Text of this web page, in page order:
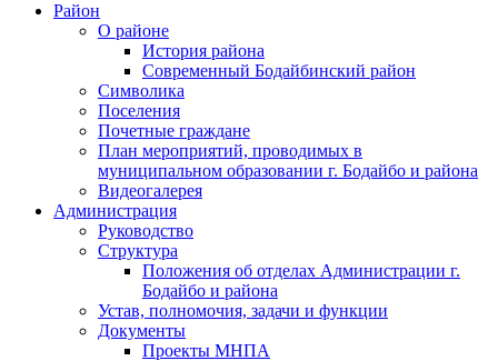
Район
О районе
История района
Современный Бодайбинский район
Символика
Поселения
Почетные граждане
План мероприятий, проводимых в
муниципальном образовании г. Бодайбо и района
Видеогалерея
Администрация
Руководство
Структура
Положения об отделах Администрации г.
Бодайбо и района
Устав, полномочия, задачи и функции
Документы
Проекты МНПА